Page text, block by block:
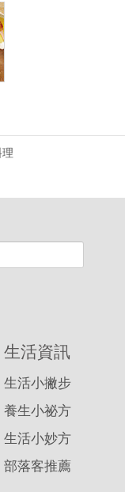
生活資訊
生活小撇步
養生小祕方
生活小妙方
部落客推薦